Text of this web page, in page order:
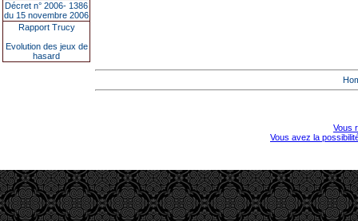
Décret n° 2006- 1386
du 15 novembre 2006
Rapport Trucy
Evolution des jeux de
hasard
Vous
Vous avez la